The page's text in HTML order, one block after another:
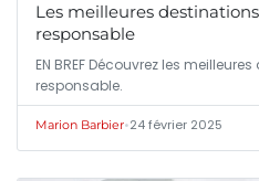
Les meilleures
responsable
EN BREF Découvrez les
responsable.
Marion Barbier•24 février 2025